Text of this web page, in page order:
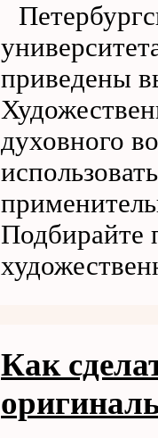
приведены
духовного
Подбирайте
Как